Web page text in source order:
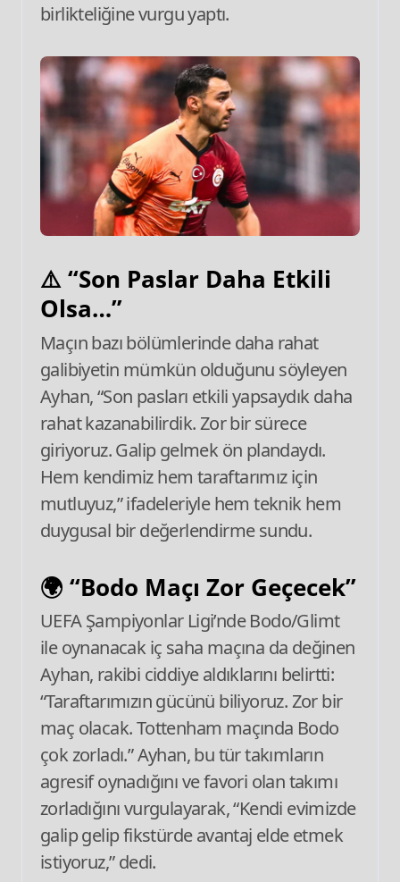
birlikteliğine vurgu yaptı.
⚠️ “Son Paslar Daha Etkili
Olsa…”
Maçın bazı bölümlerinde daha rahat
galibiyetin mümkün olduğunu söyleyen
Ayhan, “Son pasları etkili yapsaydık daha
rahat kazanabilirdik. Zor bir sürece
giriyoruz. Galip gelmek ön plandaydı.
Hem kendimiz hem taraftarımız için
mutluyuz,” ifadeleriyle hem teknik hem
duygusal bir değerlendirme sundu.
🌍 “Bodo Maçı Zor Geçecek”
UEFA Şampiyonlar Ligi’nde Bodo/Glimt
ile oynanacak iç saha maçına da değinen
Ayhan, rakibi ciddiye aldıklarını belirtti:
“Taraftarımızın gücünü biliyoruz. Zor bir
maç olacak. Tottenham maçında Bodo
çok zorladı.” Ayhan, bu tür takımların
agresif oynadığını ve favori olan takımı
zorladığını vurgulayarak, “Kendi evimizde
galip gelip fikstürde avantaj elde etmek
istiyoruz,” dedi.